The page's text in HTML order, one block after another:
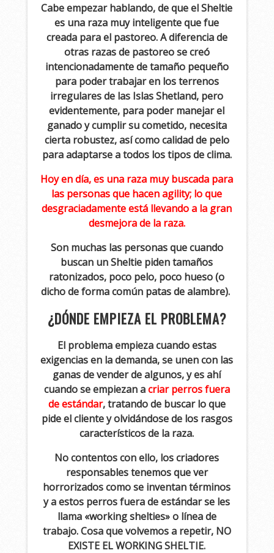
Cabe empezar hablando, de que el Sheltie
es una raza muy inteligente que fue
creada para el pastoreo. A diferencia de
otras razas de pastoreo se creó
intencionadamente de tamaño pequeño
para poder trabajar en los terrenos
irregulares de las Islas Shetland, pero
evidentemente, para poder manejar el
ganado y cumplir su cometido, necesita
cierta robustez, así como calidad de pelo
para adaptarse a todos los tipos de clima.
Hoy en día, es una raza muy buscada para
las personas que hacen agility; lo que
desgraciadamente está llevando a la gran
desmejora de la raza.
Son muchas las personas que cuando
buscan un Sheltie piden tamaños
ratonizados, poco pelo, poco hueso (o
dicho de forma común patas de alambre).
¿DÓNDE EMPIEZA EL PROBLEMA?
El problema empieza cuando estas
exigencias en la demanda, se unen con las
ganas de vender de algunos, y es ahí
cuando se empiezan acriar perros fuera
de estándar, tratando de buscar lo que
pide el cliente y olvidándose de los rasgos
característicos de la raza.
No contentos con ello, los criadores
responsables tenemos que ver
horrorizados como se inventan términos
y a estos perros fuera de estándar se les
llama «working shelties» o línea de
trabajo. Cosa que volvemos a repetir, NO
EXISTE EL WORKING SHELTIE.